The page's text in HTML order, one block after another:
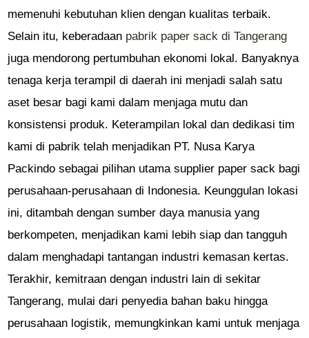
memenuhi kebutuhan klien dengan kualitas terbaik.
Selain itu, keberadaan pabrik paper sack di Tangerang
juga mendorong pertumbuhan ekonomi lokal. Banyaknya
tenaga kerja terampil di daerah ini menjadi salah satu
aset besar bagi kami dalam menjaga mutu dan
konsistensi produk. Keterampilan lokal dan dedikasi tim
kami di pabrik telah menjadikan PT. Nusa Karya
Packindo sebagai pilihan utama supplier paper sack bagi
perusahaan-perusahaan di Indonesia. Keunggulan lokasi
ini, ditambah dengan sumber daya manusia yang
berkompeten, menjadikan kami lebih siap dan tangguh
dalam menghadapi tantangan industri kemasan kertas.
Terakhir, kemitraan dengan industri lain di sekitar
Tangerang, mulai dari penyedia bahan baku hingga
perusahaan logistik, memungkinkan kami untuk menjaga